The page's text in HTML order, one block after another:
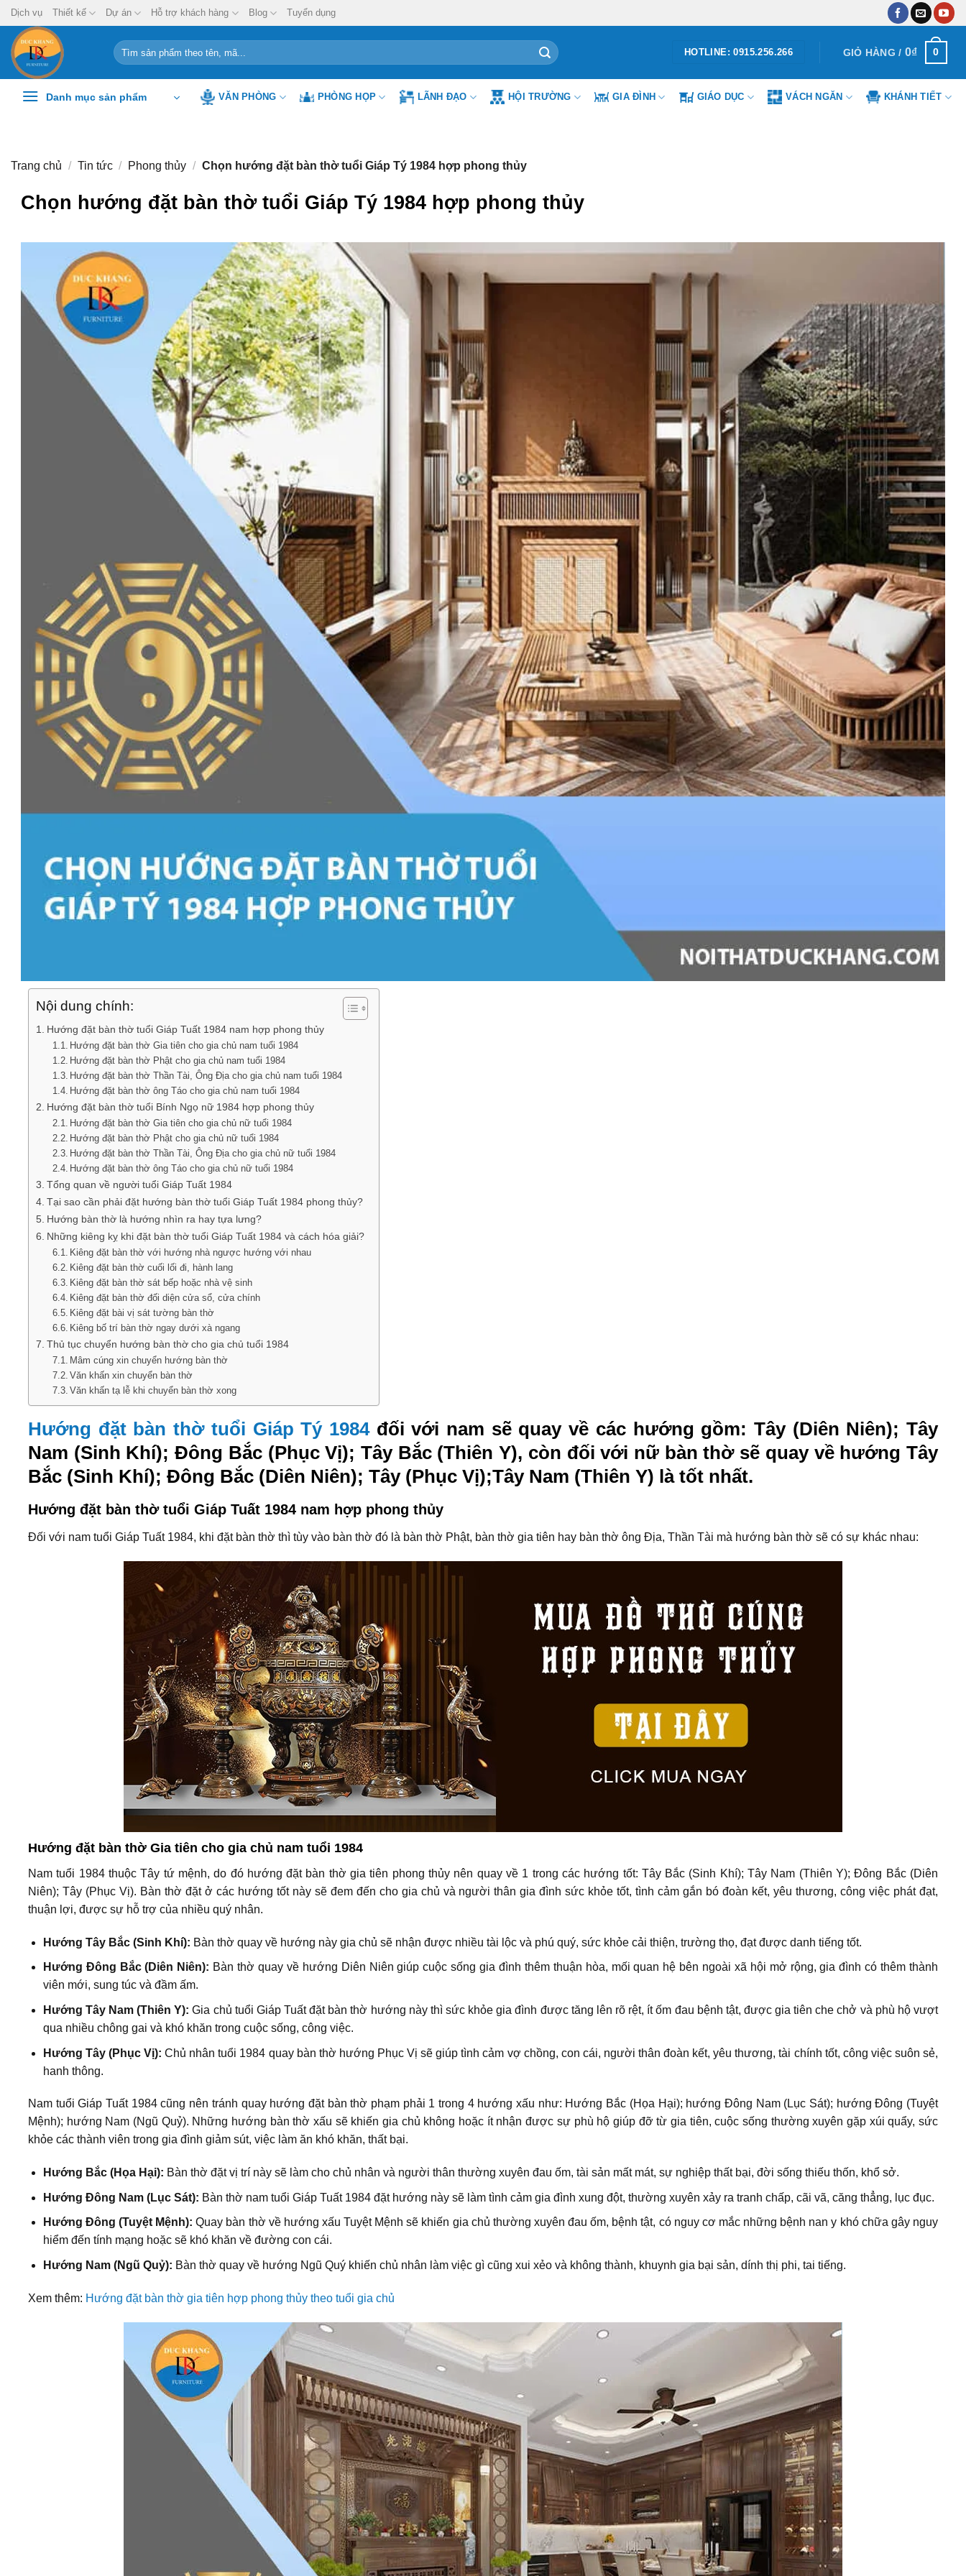
Chuyển
đến
nội
dung
Dịch vụ Thiết kế Dự án Hỗ trợ khách hàng Blog Tuyển dụng
Tìm
kiếm:
HOTLINE: 0915.256.266 GIỎ HÀNG / 0₫ 0
Danh mục sản phẩm VĂN PHÒNG PHÒNG HỌP LÃNH ĐẠO HỘI TRƯỜNG GIA ĐÌNH GIÁO DỤC VÁCH NGĂN KHÁNH TIẾT
Trang chủ / Tin tức / Phong thủy / Chọn hướng đặt bàn thờ tuổi Giáp Tý 1984 hợp phong thủy
Chọn hướng đặt bàn thờ tuổi Giáp Tý 1984 hợp phong thủy
Nội dung chính:
Hướng đặt bàn thờ tuổi Giáp Tuất 1984 nam hợp phong thủy
Hướng đặt bàn thờ Gia tiên cho gia chủ nam tuổi 1984
Hướng đặt bàn thờ Phật cho gia chủ nam tuổi 1984
Hướng đặt bàn thờ Thần Tài, Ông Địa cho gia chủ nam tuổi 1984
Hướng đặt bàn thờ ông Táo cho gia chủ nam tuổi 1984
Hướng đặt bàn thờ tuổi Bính Ngọ nữ 1984 hợp phong thủy
Hướng đặt bàn thờ Gia tiên cho gia chủ nữ tuổi 1984
Hướng đặt bàn thờ Phật cho gia chủ nữ tuổi 1984
Hướng đặt bàn thờ Thần Tài, Ông Địa cho gia chủ nữ tuổi 1984
Hướng đặt bàn thờ ông Táo cho gia chủ nữ tuổi 1984
Tổng quan về người tuổi Giáp Tuất 1984
Tại sao cần phải đặt hướng bàn thờ tuổi Giáp Tuất 1984 phong thủy?
Hướng bàn thờ là hướng nhìn ra hay tựa lưng?
Những kiêng kỵ khi đặt bàn thờ tuổi Giáp Tuất 1984 và cách hóa giải?
Kiêng đặt bàn thờ với hướng nhà ngược hướng với nhau
Kiêng đặt bàn thờ cuối lối đi, hành lang
Kiêng đặt bàn thờ sát bếp hoặc nhà vệ sinh
Kiêng đặt bàn thờ đối diện cửa sổ, cửa chính
Kiêng đặt bài vị sát tường bàn thờ
Kiêng bố trí bàn thờ ngay dưới xà ngang
Thủ tục chuyển hướng bàn thờ cho gia chủ tuổi 1984
Mâm cúng xin chuyển hướng bàn thờ
Văn khấn xin chuyển bàn thờ
Văn khấn tạ lễ khi chuyển bàn thờ xong
Hướng đặt bàn thờ tuổi Giáp Tý 1984đối với nam sẽ quay về các hướng gồm: Tây (Diên Niên); Tây
Nam (Sinh Khí); Đông Bắc (Phục Vị); Tây Bắc (Thiên Y), còn đối với nữ bàn thờ sẽ quay về hướng Tây
Bắc (Sinh Khí); Đông Bắc (Diên Niên); Tây (Phục Vị);Tây Nam (Thiên Y) là tốt nhất.
Hướng đặt bàn thờ tuổi Giáp Tuất 1984 nam hợp phong thủy
Đối với nam tuổi Giáp Tuất 1984, khi đặt bàn thờ thì tùy vào bàn thờ đó là bàn thờ Phật, bàn thờ gia tiên hay bàn thờ ông Địa, Thần Tài mà hướng bàn thờ sẽ có sự khác nhau:
Hướng đặt bàn thờ Gia tiên cho gia chủ nam tuổi 1984
Nam tuổi 1984 thuộc Tây tứ mệnh, do đó hướng đặt bàn thờ gia tiên phong thủy nên quay về 1 trong các hướng tốt: Tây Bắc (Sinh Khí); Tây Nam (Thiên Y); Đông Bắc (Diên
Niên); Tây (Phục Vị). Bàn thờ đặt ở các hướng tốt này sẽ đem đến cho gia chủ và người thân gia đình sức khỏe tốt, tình cảm gắn bó đoàn kết, yêu thương, công việc phát đạt,
thuận lợi, được sự hỗ trợ của nhiều quý nhân.
Hướng Tây Bắc (Sinh Khí): Bàn thờ quay về hướng này gia chủ sẽ nhận được nhiều tài lộc và phú quý, sức khỏe cải thiện, trường thọ, đạt được danh tiếng tốt.
Hướng Đông Bắc (Diên Niên): Bàn thờ quay về hướng Diên Niên giúp cuộc sống gia đình thêm thuận hòa, mối quan hệ bên ngoài xã hội mở rộng, gia đình có thêm thành
viên mới, sung túc và đầm ấm.
Hướng Tây Nam (Thiên Y): Gia chủ tuổi Giáp Tuất đặt bàn thờ hướng này thì sức khỏe gia đình được tăng lên rõ rệt, ít ốm đau bệnh tật, được gia tiên che chở và phù hộ vượt
qua nhiều chông gai và khó khăn trong cuộc sống, công việc.
Hướng Tây (Phục Vị): Chủ nhân tuổi 1984 quay bàn thờ hướng Phục Vị sẽ giúp tình cảm vợ chồng, con cái, người thân đoàn kết, yêu thương, tài chính tốt, công việc suôn sẻ,
hanh thông.
Nam tuổi Giáp Tuất 1984 cũng nên tránh quay hướng đặt bàn thờ phạm phải 1 trong 4 hướng xấu như: Hướng Bắc (Họa Hại); hướng Đông Nam (Lục Sát); hướng Đông (Tuyệt
Mệnh); hướng Nam (Ngũ Quỷ). Những hướng bàn thờ xấu sẽ khiến gia chủ không hoặc ít nhận được sự phù hộ giúp đỡ từ gia tiên, cuộc sống thường xuyên gặp xúi quẩy, sức
khỏe các thành viên trong gia đình giảm sút, việc làm ăn khó khăn, thất bại.
Hướng Bắc (Họa Hại): Bàn thờ đặt vị trí này sẽ làm cho chủ nhân và người thân thường xuyên đau ốm, tài sản mất mát, sự nghiệp thất bại, đời sống thiếu thốn, khổ sở.
Hướng Đông Nam (Lục Sát): Bàn thờ nam tuổi Giáp Tuất 1984 đặt hướng này sẽ làm tình cảm gia đình xung đột, thường xuyên xảy ra tranh chấp, cãi vã, căng thẳng, lục đục.
Hướng Đông (Tuyệt Mệnh): Quay bàn thờ về hướng xấu Tuyệt Mệnh sẽ khiến gia chủ thường xuyên đau ốm, bệnh tật, có nguy cơ mắc những bệnh nan y khó chữa gây nguy
hiểm đến tính mạng hoặc sẽ khó khăn về đường con cái.
Hướng Nam (Ngũ Quỷ): Bàn thờ quay về hướng Ngũ Quý khiến chủ nhân làm việc gì cũng xui xẻo và không thành, khuynh gia bại sản, dính thị phi, tai tiếng.
Xem thêm: Hướng đặt bàn thờ gia tiên hợp phong thủy theo tuổi gia chủ